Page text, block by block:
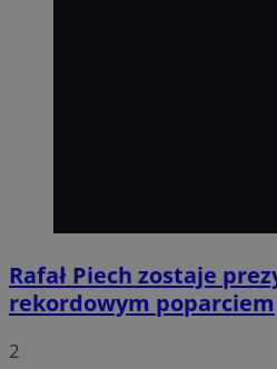
Rafał Piech zostaje
rekordowym poparciem
2